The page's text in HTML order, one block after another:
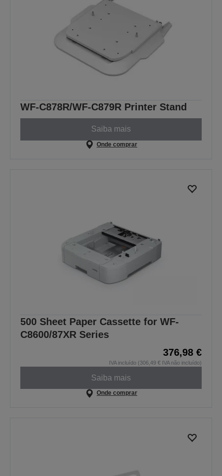
WF-C878R/WF-C879R Printer Stand
Saiba mais
Onde comprar
500 Sheet Paper Cassette for WF-
C8600/87XR Series
376,98 €
IVA incluído (306,49 € IVA não incluído)
Saiba mais
Onde comprar